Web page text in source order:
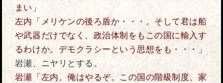
まい」
左内「メリケンの後ろ盾か・・・。そして君は船
や武器だけでなく、政治体制をもこの国に輸入す
るわけか。デモクラシーという思想をも・・・」
岩瀬、ニヤリとする。
岩瀬「左内。俺はやるぞ。この国の階級制度、家